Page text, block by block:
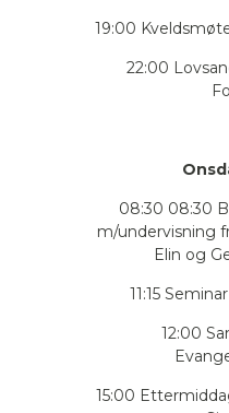
19:00
22:00
08:30 08:30
m/undervisning
Elin og
11:15
12:00
15:00